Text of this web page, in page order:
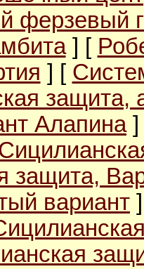
ферзевый
] [
] [
защита,
Алапина]
защита,
вариант